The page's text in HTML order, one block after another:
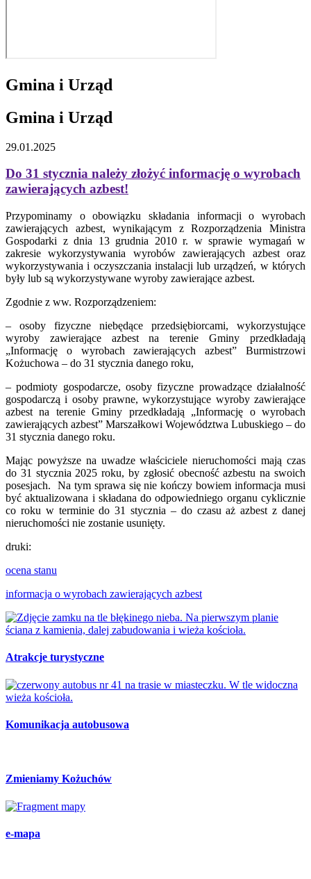
Gmina i Urząd
Gmina i Urząd
29.01.2025
Do 31 stycznia należy złożyć informację o wyrobach
zawierających azbest!
Przypominamy o obowiązku składania informacji o wyrobach
zawierających azbest, wynikającym z Rozporządzenia Ministra
Gospodarki z dnia 13 grudnia 2010 r. w sprawie wymagań w
zakresie wykorzystywania wyrobów zawierających azbest oraz
wykorzystywania i oczyszczania instalacji lub urządzeń, w których
były lub są wykorzystywane wyroby zawierające azbest.
Zgodnie z ww. Rozporządzeniem:
– osoby fizyczne niebędące przedsiębiorcami, wykorzystujące
wyroby zawierające azbest na terenie Gminy przedkładają
„Informację o wyrobach zawierających azbest” Burmistrzowi
Kożuchowa – do 31 stycznia danego roku,
– podmioty gospodarcze, osoby fizyczne prowadzące działalność
gospodarczą i osoby prawne, wykorzystujące wyroby zawierające
azbest na terenie Gminy przedkładają „Informację o wyrobach
zawierających azbest” Marszałkowi Województwa Lubuskiego – do
31 stycznia danego roku.
Mając powyższe na uwadze właściciele nieruchomości mają czas
do 31 stycznia 2025 roku, by zgłosić obecność azbestu na swoich
posesjach. Na tym sprawa się nie kończy bowiem informacja musi
być aktualizowana i składana do odpowiedniego organu cyklicznie
co roku w terminie do 31 stycznia – do czasu aż azbest z danej
nieruchomości nie zostanie usunięty.
druki:
ocena stanu
informacja o wyrobach zawierających azbest
Atrakcje turystyczne
Komunikacja autobusowa
Zmieniamy Kożuchów
e-mapa